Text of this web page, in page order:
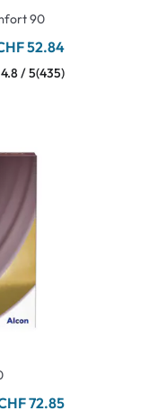
90
52.84
4.8 / 5(435)
72.85